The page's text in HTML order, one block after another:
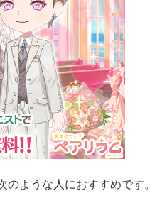
ような人におすすめです。